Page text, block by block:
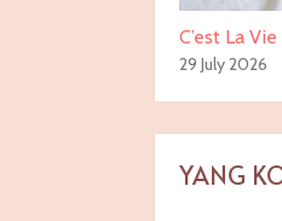
C’est La Vie
29 July 2026
YANG